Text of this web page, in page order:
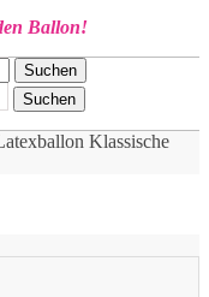
Ballon!
Suchen
Suchen
Klassische